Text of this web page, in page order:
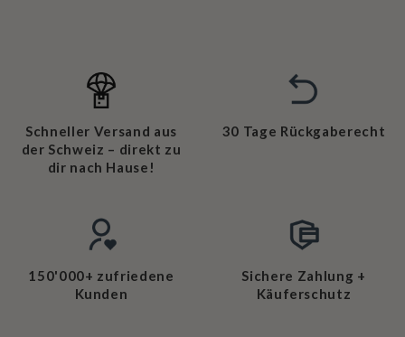
Schneller Versand aus
der Schweiz – direkt zu
dir nach Hause!
30 Tage Rückgaberecht
150'000+ zufriedene
Kunden
Sichere Zahlung +
Käuferschutz